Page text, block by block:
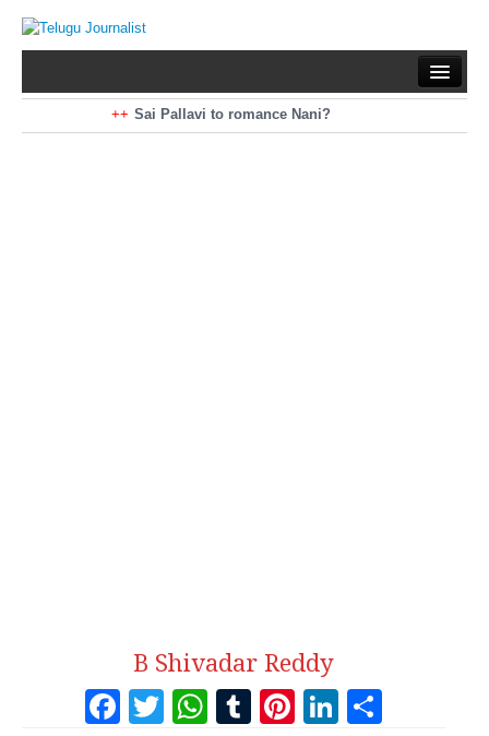
Sai Pallavi to romance Nani?
Kiara Advani to romance Pawan Kalyan
B Shivadar Reddy
Facebook
Twitter
WhatsApp
Tumblr
Pinterest